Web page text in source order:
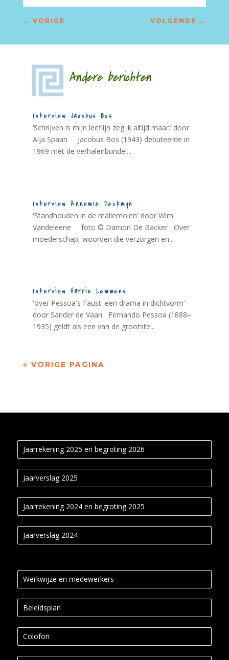
← VORIGE VOLGENDE →
Andere berichten
Interview Jacobus Bos
‘Schrijven is mijn leeflijn zeg ik altijd maar.’ door
Alja Spaan Jacobus Bos (1943) debuteerde in
1969 met de verhalenbundel...
Interview Annemie Deckmyn
'Standhouden in de mallemolen' door Wim
Vandeleene foto © Damon De Backer Over
moederschap, woorden die verzorgen en...
Interview Harrie Lemmens
'over Pessoa's Faust: een drama in dichtvorm'
door Sander de Vaan Fernando Pessoa (1888–
1935) geldt als een van de grootste...
« VORIGE PAGINA
Jaarrekening 2025 en begroting 2026
Jaarverslag 2025
Jaarrekening 2024 en begroting 2025
Jaarverslag 2024
Werkwijze en medewerkers
Beleidsplan
Colofon